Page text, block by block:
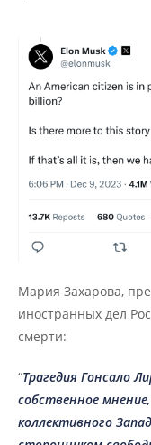
Мария Захарова,
иностранных дел
смерти:
“Трагедия Гонсало
собственное
коллективного